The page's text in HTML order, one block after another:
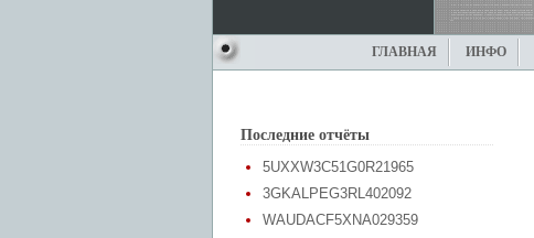
ГЛАВНАЯ ИНФО
Последние отчёты
5UXXW3C51G0R21965
3GKALPEG3RL402092
WAUDACF5XNA029359